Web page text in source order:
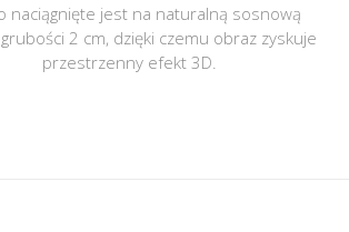
naciągnięte jest na naturalną sosnową
2 cm, dzięki czemu obraz zyskuje
przestrzenny efekt 3D.